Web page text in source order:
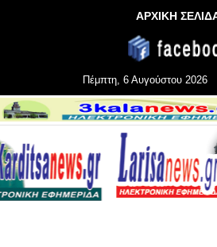
ΑΡΧΙΚΗ
Πέμπτη, 6 Αυγούστου 2026